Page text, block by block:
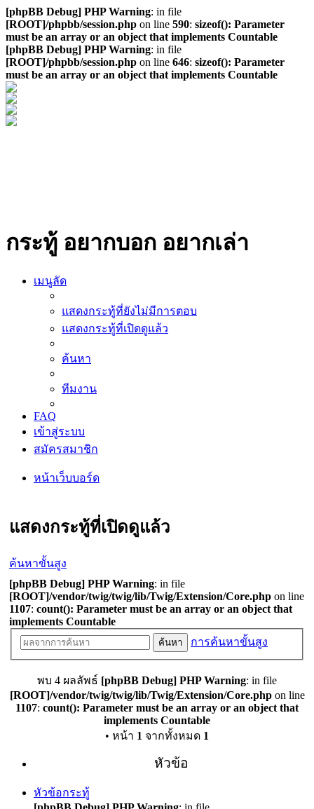
[phpBB Debug] PHP Warning: in file
[ROOT]/phpbb/session.php on line 590: sizeof(): Parameter
must be an array or an object that implements Countable
[phpBB Debug] PHP Warning: in file
[ROOT]/phpbb/session.php on line 646: sizeof(): Parameter
must be an array or an object that implements Countable
กระทู้ อยากบอก อยากเล่า
เมนูลัด
แสดงกระทู้ที่ยังไม่มีการตอบ
แสดงกระทู้ที่เปิดดูแล้ว
ค้นหา
ทีมงาน
FAQ
เข้าสู่ระบบ
สมัครสมาชิก
หน้าเว็บบอร์ด
แสดงกระทู้ที่เปิดดูแล้ว
ค้นหาขั้นสูง
[phpBB Debug] PHP Warning: in file
[ROOT]/vendor/twig/twig/lib/Twig/Extension/Core.php on line
1107: count(): Parameter must be an array or an object that
implements Countable
ค้นหา การค้นหาขั้นสูง
พบ 4 ผลลัพธ์ [phpBB Debug] PHP Warning: in file
[ROOT]/vendor/twig/twig/lib/Twig/Extension/Core.phpon line
1107: count(): Parameter must be an array or an object that
implements Countable
• หน้า 1 จากทั้งหมด 1
หัวข้อ
หัวข้อกระทู้